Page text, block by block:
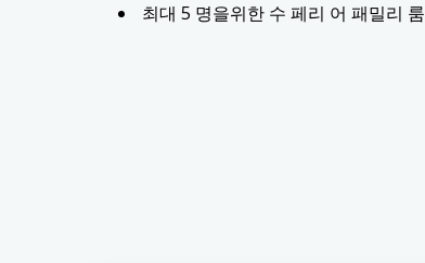
최대 5 명을위한 수 페리 어 패밀리 룸